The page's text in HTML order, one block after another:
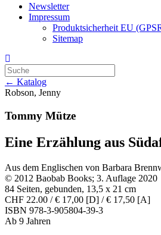
Newsletter
Impressum
Produktsicherheit EU
Sitemap
← Katalog
Robson, Jenny
Tommy Mütze
Eine Erzählung aus
Aus dem Englischen von Barbara
© 2012 Baobab Books; 3. Auflage 2020
84 Seiten, gebunden, 13,5 x 21 cm
CHF 22.00 / € 17,00 [D] / € 17,50 [A]
ISBN 978-3-905804-39-3
Ab 9 Jahren